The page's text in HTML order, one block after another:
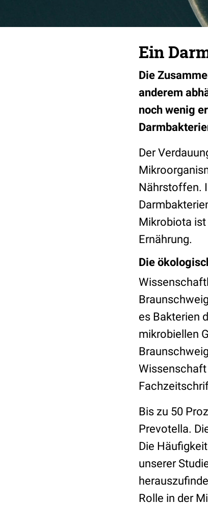
Ein
Die
anderem
noch wenig
Der
Nährstoffen.
Mikrobiota ist
Ernährung.
Die
es Bakterien
mikrobiellen
Bis zu 50
Prevotella.
Die
unserer
Rolle in der